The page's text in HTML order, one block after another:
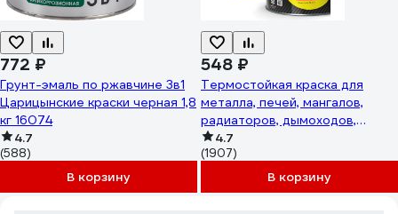
772 ₽
Грунт-эмаль по ржавчине 3в1
Царицынские краски черная 1,8
кг 16074
4.7
(588)
В корзину
548 ₽
Термостойкая краска для
металла, печей, мангалов,
радиаторов, дымоходов,
суппортов до 650°С Certa
серебристо-серый 0,4кг
CST00044
4.7
(1907)
В корзину